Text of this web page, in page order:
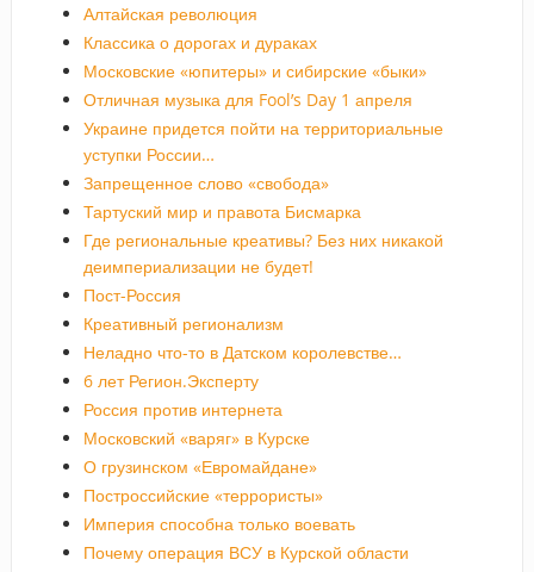
Алтайская революция
Классика о дорогах и дураках
Московские «юпитеры» и сибирские «быки»
Отличная музыка для Fool’s Day 1 апреля
Украине придется пойти на территориальные
уступки России…
Запрещенное слово «свобода»
Тартуский мир и правота Бисмарка
Где региональные креативы? Без них никакой
деимпериализации не будет!
Пост-Россия
Креативный регионализм
Неладно что-то в Датском королевстве…
6 лет Регион.Эксперту
Россия против интернета
Московский «варяг» в Курске
О грузинском «Евромайдане»
Построссийские «террористы»
Империя способна только воевать
Почему операция ВСУ в Курской области